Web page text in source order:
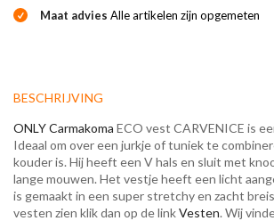
Maat advies Alle artikelen zijn opgemeten
BESCHRIJVING
ONLY Carmakoma ECO vest CARVENICE is
Ideaal om over een jurkje of tuniek te
kouder is. Hij heeft een V hals en sluit met
lange mouwen. Het vestje heeft een licht
is gemaakt in een super stretchy en zacht
vesten zien klik dan op de linkVesten. Wij